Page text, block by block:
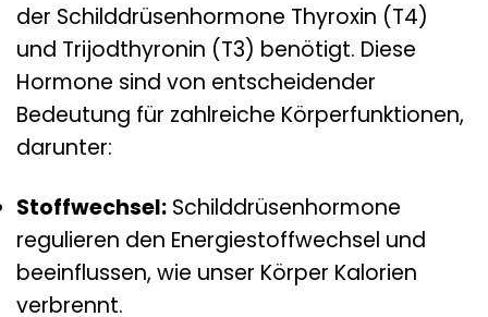
der Schilddrüsenhormone Thyroxin (T4)
und Trijodthyronin (T3) benötigt. Diese
Hormone sind von entscheidender
Bedeutung für zahlreiche Körperfunktionen,
darunter:
Stoffwechsel: Schilddrüsenhormone
regulieren den Energiestoffwechsel und
beeinflussen, wie unser Körper Kalorien
verbrennt.